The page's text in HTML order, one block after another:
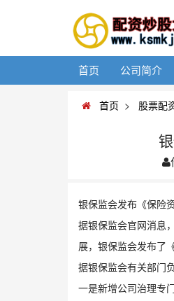
首页 公司简介
首页 > 股票配
银保监会发布《保险
据银保监会官网消息
展，银保监会发布了
据银保监会有关部门
一是新增公司治理专